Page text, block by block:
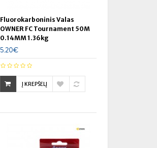
Fluorokarboninis Valas
OWNER FC Tournament 50M
0.14MM 1.36kg
5.20€
Į KREPŠELĮ